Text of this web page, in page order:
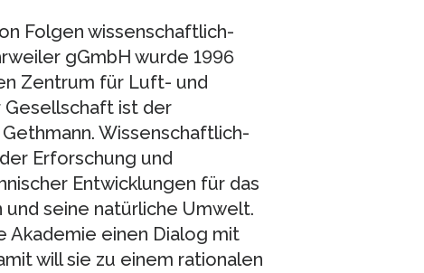
Folgen wissenschaftlich-
gGmbH wurde 1996
Zentrum für Luft- und
Gesellschaft ist der
Wissenschaftlich-
Erforschung und
Entwicklungen für das
seine natürliche Umwelt.
Akademie einen Dialog mit
will sie zu einem rationalen